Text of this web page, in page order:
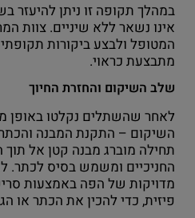
במהלך תקופה זו ניתן להיעזר
אינו נשאר ללא שיניים. צוות
המטופל ולבצע ביקורות
מתבצעת כראוי.
שלב השיקום והחזרת החיוך
לאחר שהשתלים נקלטו באופן
השיקום – התקנת המבנה
תחילה מוברג מבנה קטן אל
החניכיים ומשמש בסיס לכתר.
מדויקות של הפה באמצעות
פיזית, כדי להכין את הכתר או